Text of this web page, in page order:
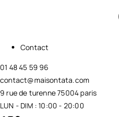
Contact
01 48 45 59 96
contact@maisontata.com
9 rue de turenne 75004 paris
LUN - DIM : 10:00 - 20:00